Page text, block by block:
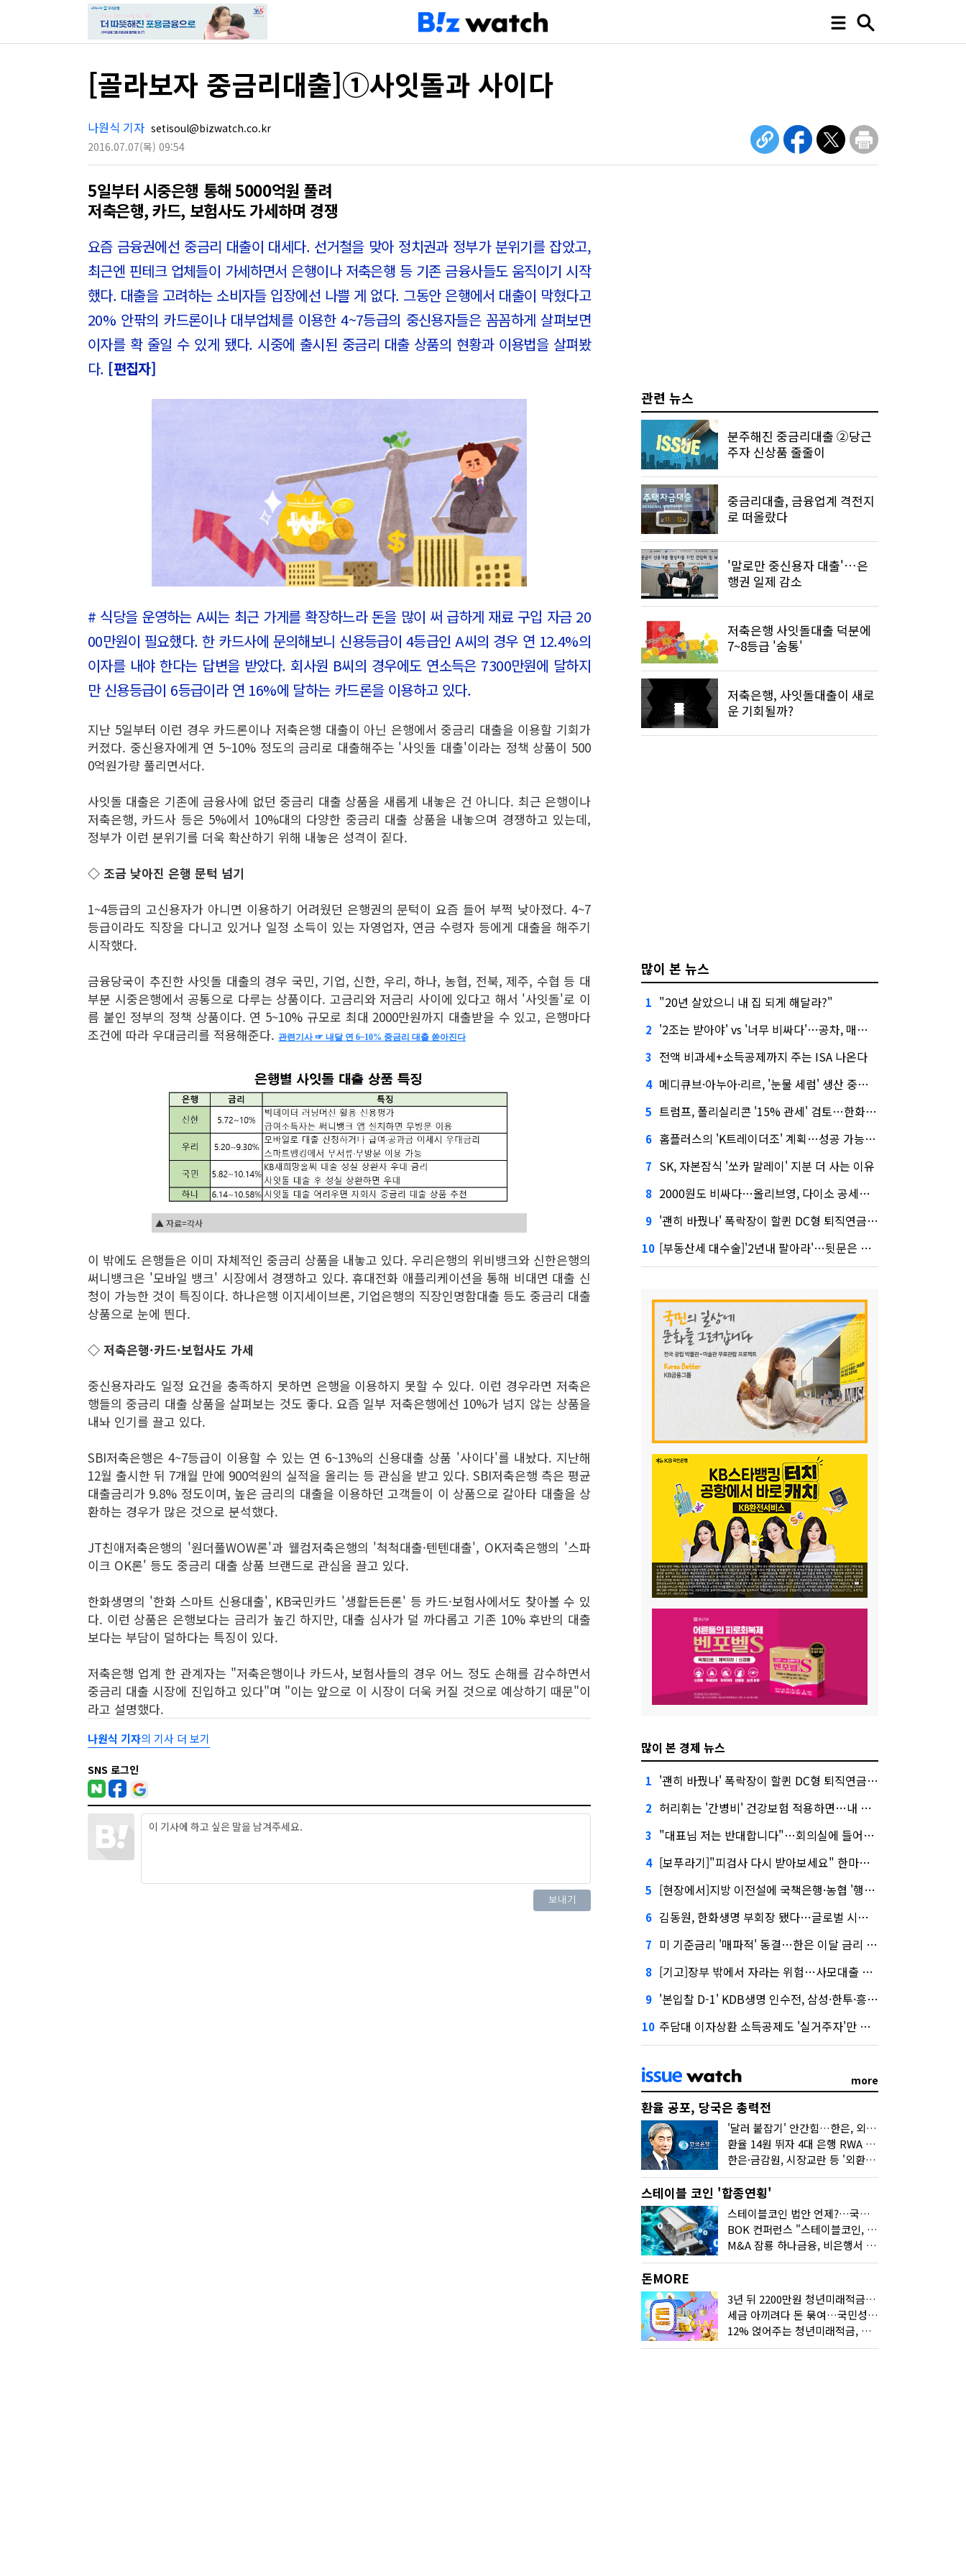
[골라보자 중금리대출]①사잇돌과 사이다
나원식 기자 setisoul@bizwatch.co.kr
2016.07.07(목) 09:54
5일부터 시중은행 통해 5000억원 풀려
저축은행, 카드, 보험사도 가세하며 경쟁
요즘 금융권에선 중금리 대출이 대세다. 선거철을 맞아 정치권과 정부가 분위기를 잡았고,
최근엔 핀테크 업체들이 가세하면서 은행이나 저축은행 등 기존 금융사들도 움직이기 시작
했다. 대출을 고려하는 소비자들 입장에선 나쁠 게 없다. 그동안 은행에서 대출이 막혔다고
20% 안팎의 카드론이나 대부업체를 이용한 4~7등급의 중신용자들은 꼼꼼하게 살펴보면
이자를 확 줄일 수 있게 됐다. 시중에 출시된 중금리 대출 상품의 현황과 이용법을 살펴봤
다. [편집자]
# 식당을 운영하는 A씨는 최근 가게를 확장하느라 돈을 많이 써 급하게 재료 구입 자금 20
00만원이 필요했다. 한 카드사에 문의해보니 신용등급이 4등급인 A씨의 경우 연 12.4%의
이자를 내야 한다는 답변을 받았다. 회사원 B씨의 경우에도 연소득은 7300만원에 달하지
만 신용등급이 6등급이라 연 16%에 달하는 카드론을 이용하고 있다.
지난 5일부터 이런 경우 카드론이나 저축은행 대출이 아닌 은행에서 중금리 대출을 이용할 기회가
커졌다. 중신용자에게 연 5~10% 정도의 금리로 대출해주는 '사잇돌 대출'이라는 정책 상품이 500
0억원가량 풀리면서다.
사잇돌 대출은 기존에 금융사에 없던 중금리 대출 상품을 새롭게 내놓은 건 아니다. 최근 은행이나
저축은행, 카드사 등은 5%에서 10%대의 다양한 중금리 대출 상품을 내놓으며 경쟁하고 있는데,
정부가 이런 분위기를 더욱 확산하기 위해 내놓은 성격이 짙다.
◇ 조금 낮아진 은행 문턱 넘기
1~4등급의 고신용자가 아니면 이용하기 어려웠던 은행권의 문턱이 요즘 들어 부쩍 낮아졌다. 4~7
등급이라도 직장을 다니고 있거나 일정 소득이 있는 자영업자, 연금 수령자 등에게 대출을 해주기
시작했다.
금융당국이 추진한 사잇돌 대출의 경우 국민, 기업, 신한, 우리, 하나, 농협, 전북, 제주, 수협 등 대
부분 시중은행에서 공통으로 다루는 상품이다. 고금리와 저금리 사이에 있다고 해서 '사잇돌'로 이
름 붙인 정부의 정책 상품이다. 연 5~10% 규모로 최대 2000만원까지 대출받을 수 있고, 은행마다
조건에 따라 우대금리를 적용해준다. 관련기사 ☞ 내달 연 6~10% 중금리 대출 쏟아진다
▲ 자료=각사
이 밖에도 은행들은 이미 자체적인 중금리 상품을 내놓고 있다. 우리은행의 위비뱅크와 신한은행의
써니뱅크은 '모바일 뱅크' 시장에서 경쟁하고 있다. 휴대전화 애플리케이션을 통해 비대면 대출 신
청이 가능한 것이 특징이다. 하나은행 이지세이브론, 기업은행의 직장인명함대출 등도 중금리 대출
상품으로 눈에 띈다.
◇ 저축은행·카드·보험사도 가세
중신용자라도 일정 요건을 충족하지 못하면 은행을 이용하지 못할 수 있다. 이런 경우라면 저축은
행들의 중금리 대출 상품을 살펴보는 것도 좋다. 요즘 일부 저축은행에선 10%가 넘지 않는 상품을
내놔 인기를 끌고 있다.
SBI저축은행은 4~7등급이 이용할 수 있는 연 6~13%의 신용대출 상품 '사이다'를 내놨다. 지난해
12월 출시한 뒤 7개월 만에 900억원의 실적을 올리는 등 관심을 받고 있다. SBI저축은행 측은 평균
대출금리가 9.8% 정도이며, 높은 금리의 대출을 이용하던 고객들이 이 상품으로 갈아타 대출을 상
환하는 경우가 많은 것으로 분석했다.
JT친애저축은행의 '원더풀WOW론'과 웰컴저축은행의 '척척대출·텐텐대출', OK저축은행의 '스파
이크 OK론' 등도 중금리 대출 상품 브랜드로 관심을 끌고 있다.
한화생명의 '한화 스마트 신용대출', KB국민카드 '생활든든론' 등 카드·보험사에서도 찾아볼 수 있
다. 이런 상품은 은행보다는 금리가 높긴 하지만, 대출 심사가 덜 까다롭고 기존 10% 후반의 대출
보다는 부담이 덜하다는 특징이 있다.
저축은행 업계 한 관계자는 "저축은행이나 카드사, 보험사들의 경우 어느 정도 손해를 감수하면서
중금리 대출 시장에 진입하고 있다"며 "이는 앞으로 이 시장이 더욱 커질 것으로 예상하기 때문"이
라고 설명했다.
나원식 기자의 기사 더 보기
SNS 로그인
관련 뉴스
분주해진 중금리대출 ②당근
주자 신상품 줄줄이
중금리대출, 금융업계 격전지
로 떠올랐다
'말로만 중신용자 대출'…은
행권 일제 감소
저축은행 사잇돌대출 덕분에
7~8등급 '숨통'
저축은행, 사잇돌대출이 새로
운 기회될까?
많이 본 뉴스
1 "20년 살았으니 내 집 되게 해달라?"
2 '2조는 받아야' vs '너무 비싸다'…공차, 매각 성공할까
3 전액 비과세+소득공제까지 주는 ISA 나온다
4 메디큐브·아누아·리르, '눈물 세럼' 생산 중단한다
5 트럼프, 폴리실리콘 '15% 관세' 검토…한화큐셀·OCI 영향은?
6 홈플러스의 'K트레이더조' 계획…성공 가능성은 '글쎄'
7 SK, 자본잠식 '쏘카 말레이' 지분 더 사는 이유
8 2000원도 비싸다…올리브영, 다이소 공세에 '가성비'로 맞불
9 '괜히 바꿨나' 폭락장이 할퀸 DC형 퇴직연금…전문가 조언은
10 [부동산세 대수술]'2년내 팔아라'…뒷문은 열었다
많이 본 경제 뉴스
1 '괜히 바꿨나' 폭락장이 할퀸 DC형 퇴직연금…전문가 조언은
2 허리휘는 '간병비' 건강보험 적용하면…내 간병보험은?
3 "대표님 저는 반대합니다"…회의실에 들어온 신한금융 AI
4 [보푸라기]"피검사 다시 받아보세요" 한마디에 보험금 못 받을 뻔?
5 [현장에서]지방 이전설에 국책은행·농협 '행동파'…금감원 '신중모드'
6 김동원, 한화생명 부회장 됐다…글로벌 시너지 기대감
7 미 기준금리 '매파적' 동결…한은 이달 금리 향방은?
8 [기고]장부 밖에서 자라는 위험…사모대출 시장과 AI
9 '본입찰 D-1' KDB생명 인수전, 삼성·한투·흥국 셈법은?
10 주담대 이자상환 소득공제도 '실거주자'만 가능
more
환율 공포, 당국은 총력전
'달러 붙잡기' 안간힘…한은, 외화 초과지준에 이자 6개월 더
환율 14원 뛰자 4대 은행 RWA 6조 '눈덩이'…2배 뛴 2분기는?
한은·금감원, 시장교란 등 '외환공동검사'…환율 급등 전방위 대응
스테이블 코인 '합종연횡'
스테이블코인 법안 언제?…국회에 쏠린 시선
BOK 컨퍼런스 "스테이블코인, 결제 넘어 보험 대출 등 금융 연결 도구"
M&A 잠룡 하나금융, 비은행서 '두나무'로 눈돌린 이유는
돈MORE
3년 뒤 2200만원 청년미래적금, 최고 금리 받으려면?
세금 아끼려다 돈 묶여…국민성장펀드 누가 가입하면 좋을까
12% 얹어주는 청년미래적금, 갈아타기 거절 될수 있어요